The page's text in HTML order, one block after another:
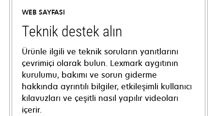
WEB SAYFASI
Teknik destek alın
Ürünle ilgili ve teknik soruların yanıtlarını
çevrimiçi olarak bulun. Lexmark aygıtının
kurulumu, bakımı ve sorun giderme
hakkında ayrıntılı bilgiler, etkileşimli kullanıcı
kılavuzları ve çeşitli nasıl yapılır videoları
içerir.